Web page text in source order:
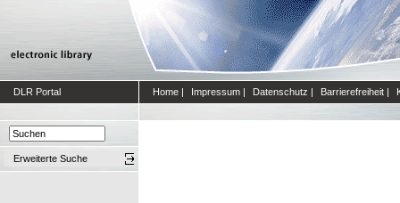
DLR Portal Home | Impressum | Datenschutz | Barrierefreiheit |
Erweiterte Suche